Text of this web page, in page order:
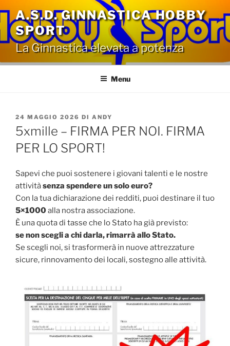
contenuto
A.S.D. GINNASTICA HOBBY
SPORT
La Ginnastica elevata a potenza
Menu
PUBBLICATO
IL
24 MAGGIO 2026 DI ANDY
5xmille – FIRMA PER NOI. FIRMA
PER LO SPORT!
Sapevi che puoi sostenere i giovani talenti e le nostre
attivitàsenza spendere un solo euro?
Con la tua dichiarazione dei redditi, puoi destinare il tuo
5×1000alla nostra associazione.
È una quota di tasse che lo Stato ha già previsto:
se non scegli a chi darla, rimarrà allo Stato.
Se scegli noi, si trasformerà in nuove attrezzature
sicure, rinnovamento dei locali, sostegno alle attività.